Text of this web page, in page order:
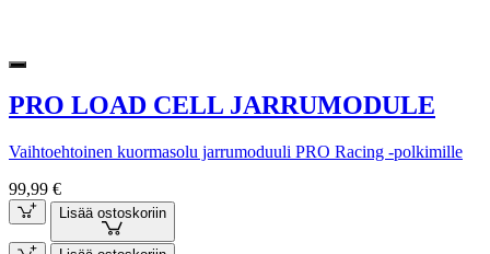
PRO LOAD CELL JARRUMODULE
Vaihtoehtoinen kuormasolu jarrumoduuli PRO Racing -polkimille
99,99 €
Lisää ostoskoriin